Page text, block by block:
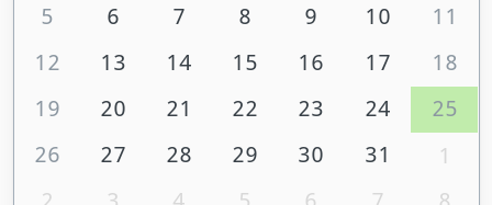
5
6 7 8 9 10
11
12
13 14 15 16 17
18
19
20 21 22 23 24
25
26
27 28 29 30 31
1